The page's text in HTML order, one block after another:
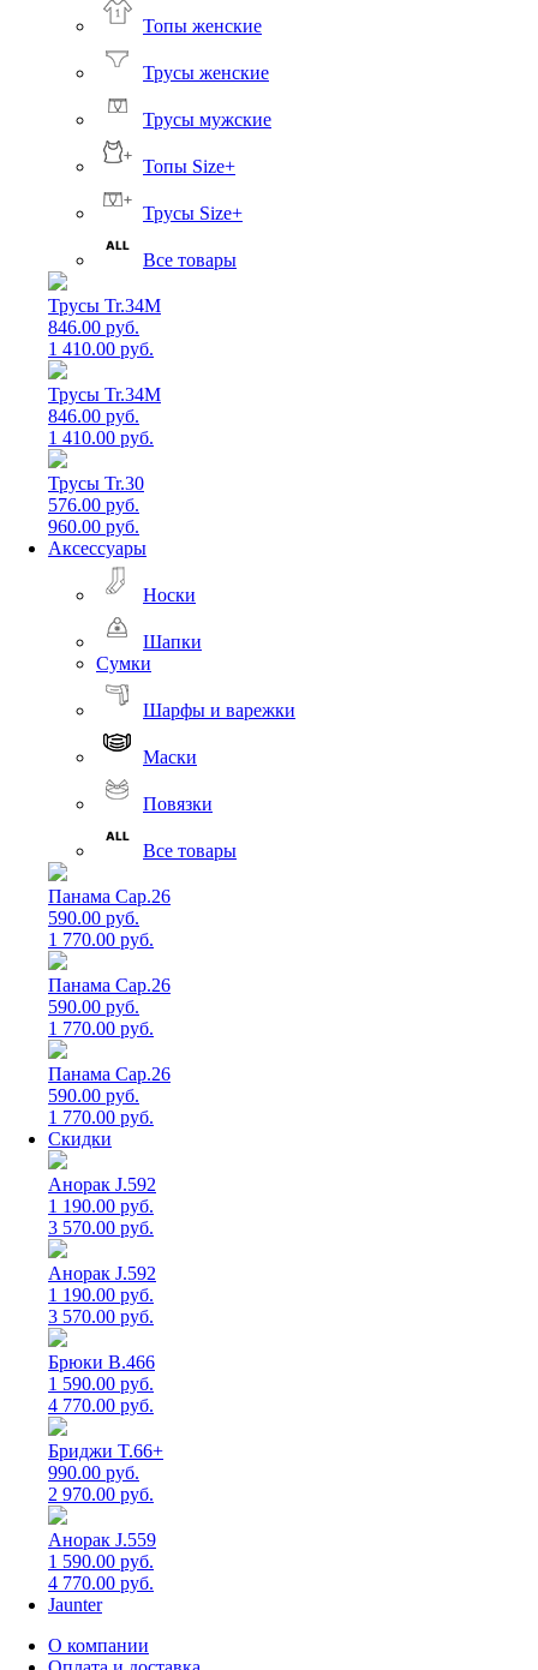
Топы женские
Трусы женские
Трусы мужские
Топы Size+
Трусы Size+
Все товары
Трусы Tr.34M
846.00 руб.
1 410.00 руб.
Трусы Tr.34M
846.00 руб.
1 410.00 руб.
Трусы Tr.30
576.00 руб.
960.00 руб.
Аксессуары
Носки
Шапки
Сумки
Шарфы и варежки
Маски
Повязки
Все товары
Панама Cap.26
590.00 руб.
1 770.00 руб.
Панама Cap.26
590.00 руб.
1 770.00 руб.
Панама Cap.26
590.00 руб.
1 770.00 руб.
Скидки
Анорак J.592
1 190.00 руб.
3 570.00 руб.
Анорак J.592
1 190.00 руб.
3 570.00 руб.
Брюки B.466
1 590.00 руб.
4 770.00 руб.
Бриджи T.66+
990.00 руб.
2 970.00 руб.
Анорак J.559
1 590.00 руб.
4 770.00 руб.
Jaunter
О компании